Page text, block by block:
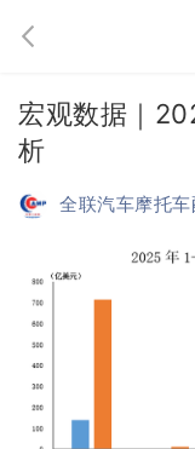
宏观数据｜
析
全联汽车摩托